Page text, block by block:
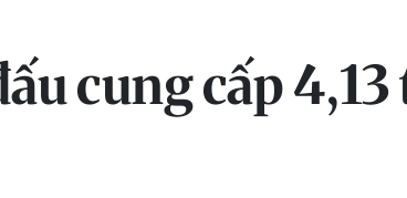
cung cấp